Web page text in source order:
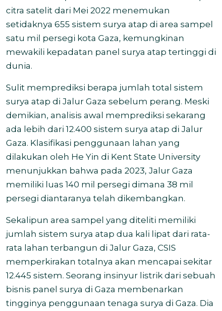
citra satelit dari Mei 2022 menemukan
setidaknya 655 sistem surya atap di area sampel
satu mil persegi kota Gaza, kemungkinan
mewakili kepadatan panel surya atap tertinggi di
dunia.
Sulit memprediksi berapa jumlah total sistem
surya atap di Jalur Gaza sebelum perang. Meski
demikian, analisis awal memprediksi sekarang
ada lebih dari 12.400 sistem surya atap di Jalur
Gaza. Klasifikasi penggunaan lahan yang
dilakukan oleh He Yin di Kent State University
menunjukkan bahwa pada 2023, Jalur Gaza
memiliki luas 140 mil persegi dimana 38 mil
persegi diantaranya telah dikembangkan.
Sekalipun area sampel yang diteliti memiliki
jumlah sistem surya atap dua kali lipat dari rata-
rata lahan terbangun di Jalur Gaza, CSIS
memperkirakan totalnya akan mencapai sekitar
12.445 sistem. Seorang insinyur listrik dari sebuah
bisnis panel surya di Gaza membenarkan
tingginya penggunaan tenaga surya di Gaza. Dia